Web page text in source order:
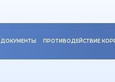
ДОКУМЕНТЫ ПРОТИВОДЕЙСТВИЕ